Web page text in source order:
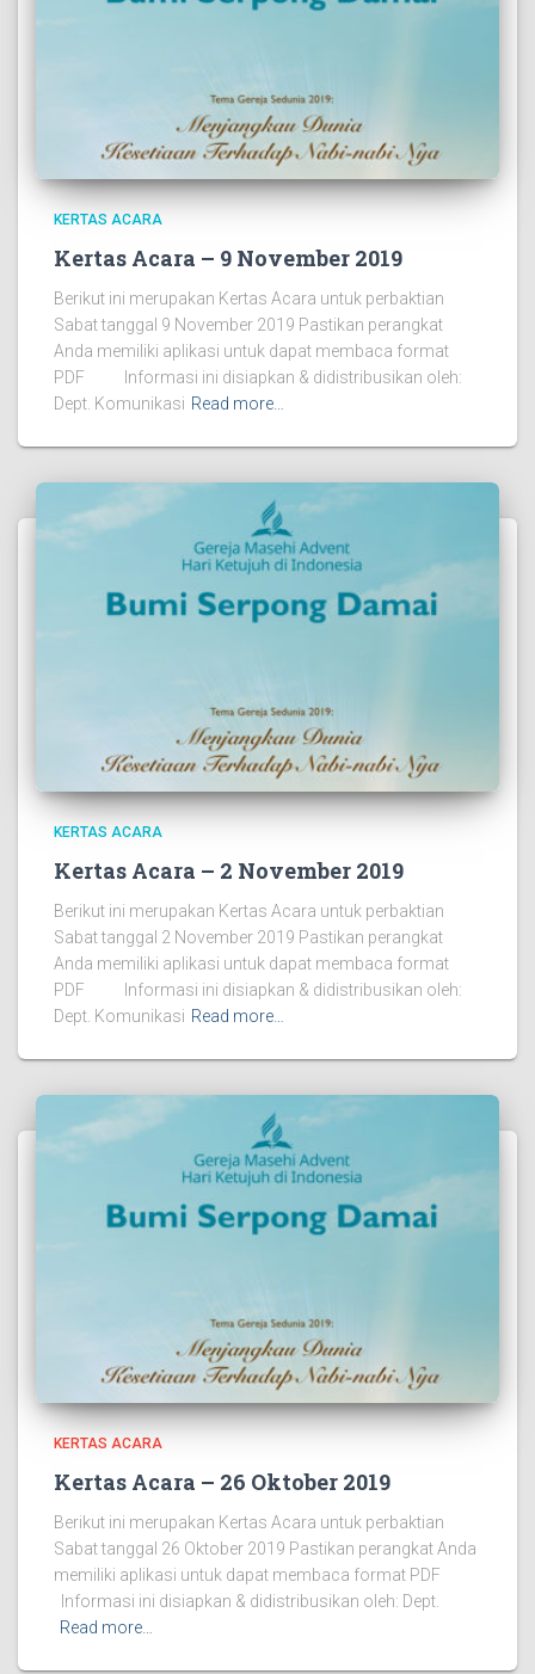
KERTAS ACARA
Kertas Acara – 9 November 2019
Berikut ini merupakan Kertas Acara untuk perbaktian
Sabat tanggal 9 November 2019 Pastikan perangkat
Anda memiliki aplikasi untuk dapat membaca format
PDF Informasi ini disiapkan & didistribusikan oleh:
Dept. Komunikasi Read more…
KERTAS ACARA
Kertas Acara – 2 November 2019
Berikut ini merupakan Kertas Acara untuk perbaktian
Sabat tanggal 2 November 2019 Pastikan perangkat
Anda memiliki aplikasi untuk dapat membaca format
PDF Informasi ini disiapkan & didistribusikan oleh:
Dept. Komunikasi Read more…
KERTAS ACARA
Kertas Acara – 26 Oktober 2019
Berikut ini merupakan Kertas Acara untuk perbaktian
Sabat tanggal 26 Oktober 2019 Pastikan perangkat Anda
memiliki aplikasi untuk dapat membaca format PDF
Informasi ini disiapkan & didistribusikan oleh: Dept.
Read more…